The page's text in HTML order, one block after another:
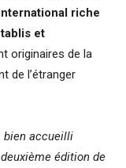
riche
et
originaires de la
de l’étranger
bien accueilli
deuxième édition de